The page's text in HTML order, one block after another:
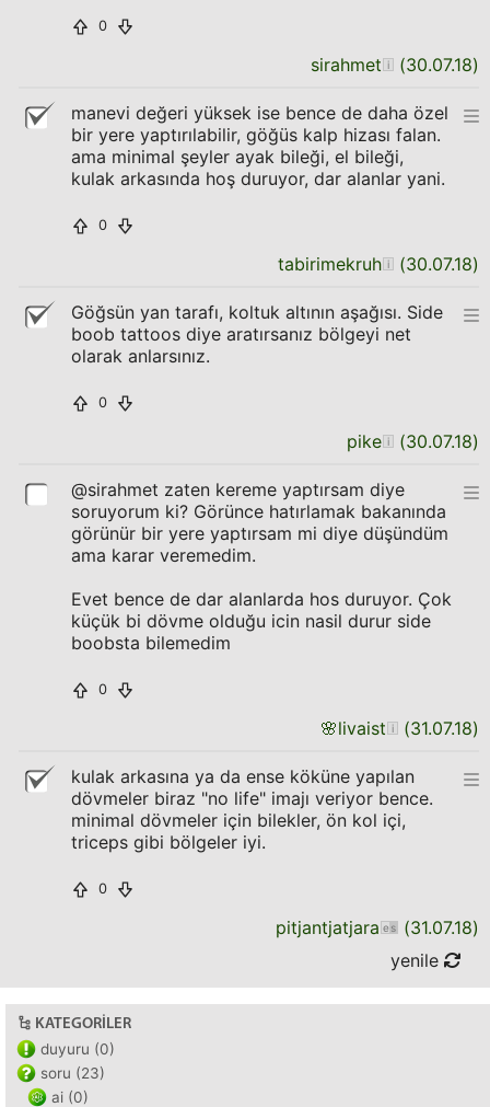
0
sirahmet (30.07.18)
manevi değeri yüksek ise bence de daha özel
bir yere yaptırılabilir, göğüs kalp hizası falan.
ama minimal şeyler ayak bileği, el bileği,
kulak arkasında hoş duruyor, dar alanlar yani.
0
tabirimekruh (30.07.18)
Göğsün yan tarafı, koltuk altının aşağısı. Side
boob tattoos diye aratırsanız bölgeyi net
olarak anlarsınız.
0
pike (30.07.18)
@sirahmet zaten kereme yaptırsam diye
soruyorum ki? Görünce hatırlamak bakanında
görünür bir yere yaptırsam mi diye düşündüm
ama karar veremedim.
Evet bence de dar alanlarda hos duruyor. Çok
küçük bi dövme olduğu icin nasil durur side
boobsta bilemedim
0
🌸livaist (31.07.18)
kulak arkasına ya da ense köküne yapılan
dövmeler biraz "no life" imajı veriyor bence.
minimal dövmeler için bilekler, ön kol içi,
triceps gibi bölgeler iyi.
0
pitjantjatjara (31.07.18)
yenile
KATEGORILER
duyuru (0)
soru (23)
ai (0)